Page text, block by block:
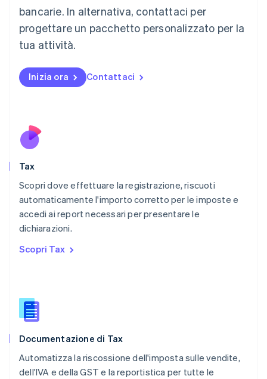
bancarie. In alternativa, contattaci per
progettare un pacchetto personalizzato per la
tua attività.
Inizia ora Contattaci
Tax
Scopri dove effettuare la registrazione, riscuoti
automaticamente l'importo corretto per le imposte e
accedi ai report necessari per presentare le
dichiarazioni.
Scopri Tax
Documentazione di Tax
Automatizza la riscossione dell'imposta sulle vendite,
dell'IVA e della GST e la reportistica per tutte le
Français DeutschEnglish
Malaysia
English 简体中文
Malta
Messico
EspañolEnglish
English
Paesi Bassi
English
Portogallo
RAS di Hong Kong, Cina
English简体中文
Regno Unito
English
English
Singapore
Slovacchia
English
Slovenia